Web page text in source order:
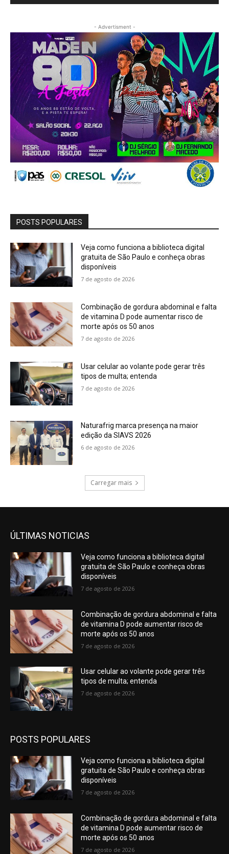
- Advertisment -
POSTS POPULARES
Veja como funciona a biblioteca digital
gratuita de São Paulo e conheça obras
disponíveis
7 de agosto de 2026
Combinação de gordura abdominal e falta
de vitamina D pode aumentar risco de
morte após os 50 anos
7 de agosto de 2026
Usar celular ao volante pode gerar três
tipos de multa; entenda
7 de agosto de 2026
Naturafrig marca presença na maior
edição da SIAVS 2026
6 de agosto de 2026
Carregar mais
ÚLTIMAS NOTICIAS
Veja como funciona a biblioteca digital
gratuita de São Paulo e conheça obras
disponíveis
7 de agosto de 2026
Combinação de gordura abdominal e falta
de vitamina D pode aumentar risco de
morte após os 50 anos
7 de agosto de 2026
Usar celular ao volante pode gerar três
tipos de multa; entenda
7 de agosto de 2026
POSTS POPULARES
Veja como funciona a biblioteca digital
gratuita de São Paulo e conheça obras
disponíveis
7 de agosto de 2026
Combinação de gordura abdominal e falta
de vitamina D pode aumentar risco de
morte após os 50 anos
7 de agosto de 2026